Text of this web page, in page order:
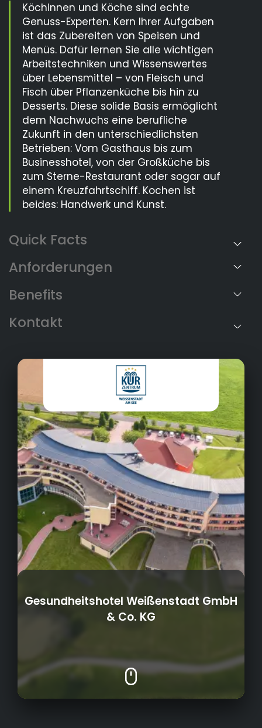
Köchinnen und Köche sind echte
Genuss-Experten. Kern Ihrer Aufgaben
ist das Zubereiten von Speisen und
Menüs. Dafür lernen Sie alle wichtigen
Arbeitstechniken und Wissenswertes
über Lebensmittel – von Fleisch und
Fisch über Pflanzenküche bis hin zu
Desserts. Diese solide Basis ermöglicht
dem Nachwuchs eine berufliche
Zukunft in den unterschiedlichsten
Betrieben: Vom Gasthaus bis zum
Businesshotel, von der Großküche bis
zum Sterne-Restaurant oder sogar auf
einem Kreuzfahrtschiff. Kochen ist
beides: Handwerk und Kunst.
Anforderungen
Benefits
Gesundheitshotel Weißenstadt GmbH
& Co. KG